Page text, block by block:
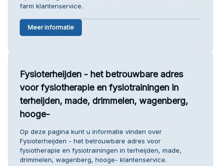
farm klantenservice.
Meer informatie
Fysioterheijden - het betrouwbare adres
voor fysiotherapie en fysiotrainingen in
terheijden, made, drimmelen, wagenberg,
hooge-
Op deze pagina kunt u informatie vinden over
Fysioterheijden - het betrouwbare adres voor
fysiotherapie en fysiotrainingen in terheijden, made,
drimmelen, wagenberg, hooge- klantenservice.